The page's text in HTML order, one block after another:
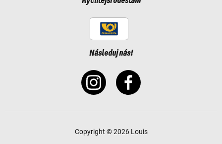
Následuj nás!
Copyright © 2026 Louis